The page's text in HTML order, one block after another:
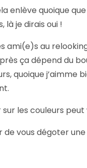
enlève quoique
là je dirais oui !
ami(e)s au
ça dépend du
quoique
les couleurs
de vous dégoter